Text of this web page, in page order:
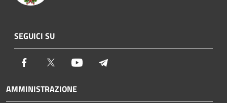
SEGUICI SU
Facebook Twitter Youtube
AMMINISTRAZIONE